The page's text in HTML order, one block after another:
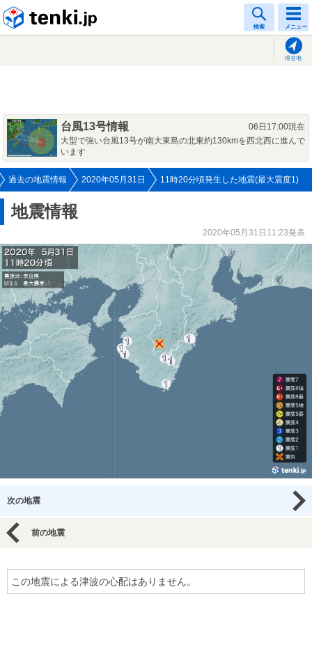
検索 メニュー
現在地
台風13号情報
06日17:00現在
大型で強い台風13号が南大東島の北東約130kmを西北西に進んで
います
過去の地震情報 2020年05月31日 11時20分頃発生した地震(最大震度1)
地震情報
2020年05月31日11:23発表
次の地震
前の地震
この地震による津波の心配はありません。